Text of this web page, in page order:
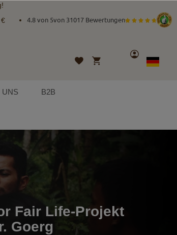
4.8 von 5von 31017 Bewertungen
Wunschliste
Mein Warenkorb
Konto
Sprache
German
UNS B2B
Fair Life-Projekt
Goerg